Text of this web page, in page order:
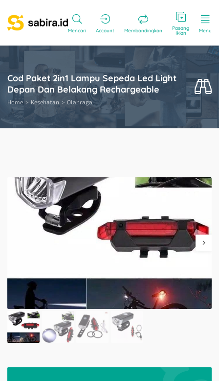
Mencari Account Membandingkan Pasang
Iklan Menu
Cod Paket 2in1 Lampu Sepeda Led Light
Depan Dan Belakang Rechargeable
Home Kesehatan Olahraga